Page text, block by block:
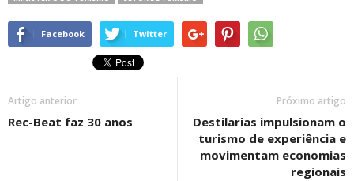
Facebook Twitter
Artigo anterior
Rec-Beat faz 30 anos
Próximo artigo
Destilarias impulsionam o
turismo de experiência e
movimentam economias
regionais